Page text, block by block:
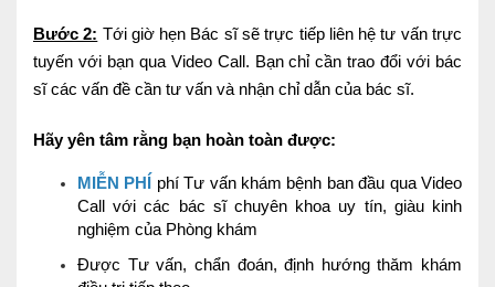
Bước 2: Tới giờ hẹn Bác sĩ sẽ trực tiếp liên hệ tư vấn trực
tuyến với bạn qua Video Call. Bạn chỉ cần trao đổi với bác
sĩ các vấn đề cần tư vấn và nhận chỉ dẫn của bác sĩ.
Hãy yên tâm rằng bạn hoàn toàn được:
MIỄN PHÍ phí Tư vấn khám bệnh ban đầu quaVideo
Call
với các bác sĩ chuyên khoa uy tín, giàu kinh
nghiệm của Phòng khám
Được Tư vấn, chẩn đoán, định hướng thăm khám